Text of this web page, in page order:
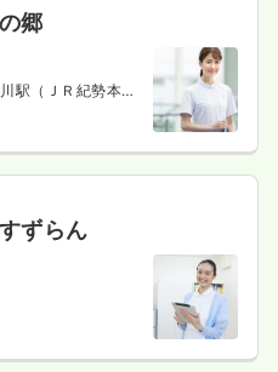
郷
駅（ＪＲ紀勢本
ずらん